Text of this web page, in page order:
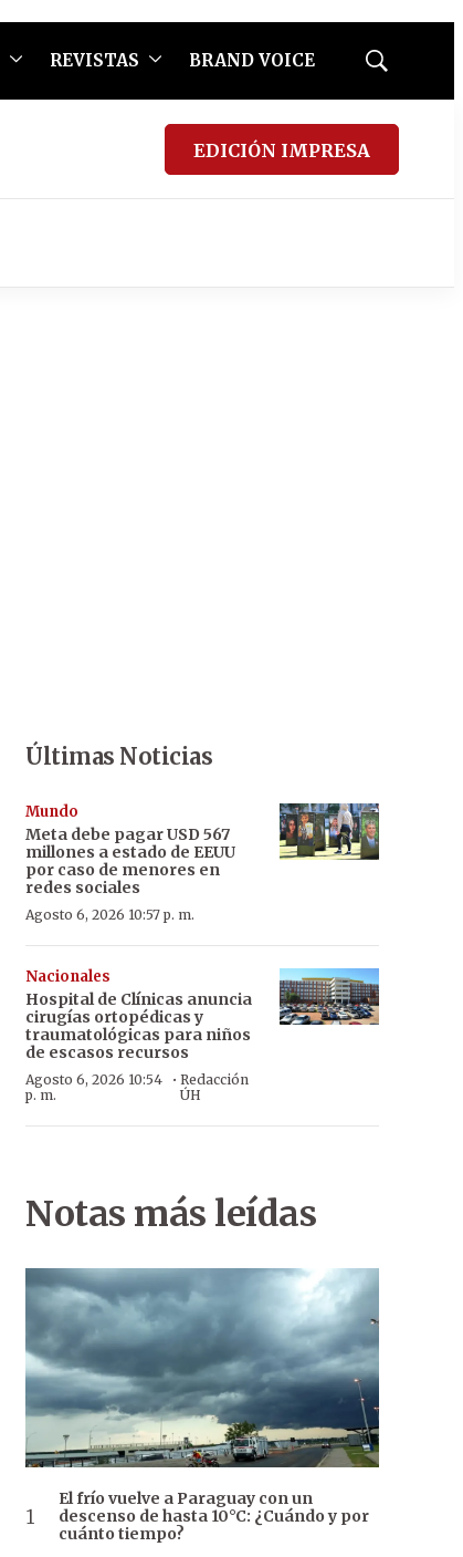
REVISTAS BRAND VOICE
Mostrar
EDICIÓN IMPRESA
Últimas Noticias
Mundo
Meta debe pagar USD 567
millones a estado de EEUU
por caso de menores en
redes sociales
Agosto 6, 2026 10:57 p. m.
Nacionales
Hospital de Clínicas anuncia
cirugías ortopédicas y
traumatológicas para niños
de escasos recursos
Agosto 6, 2026 10:54
p. m.
· Redacción
ÚH
Notas más leídas
El frío vuelve a Paraguay con un
descenso de hasta 10°C: ¿Cuándo y por
cuánto tiempo?